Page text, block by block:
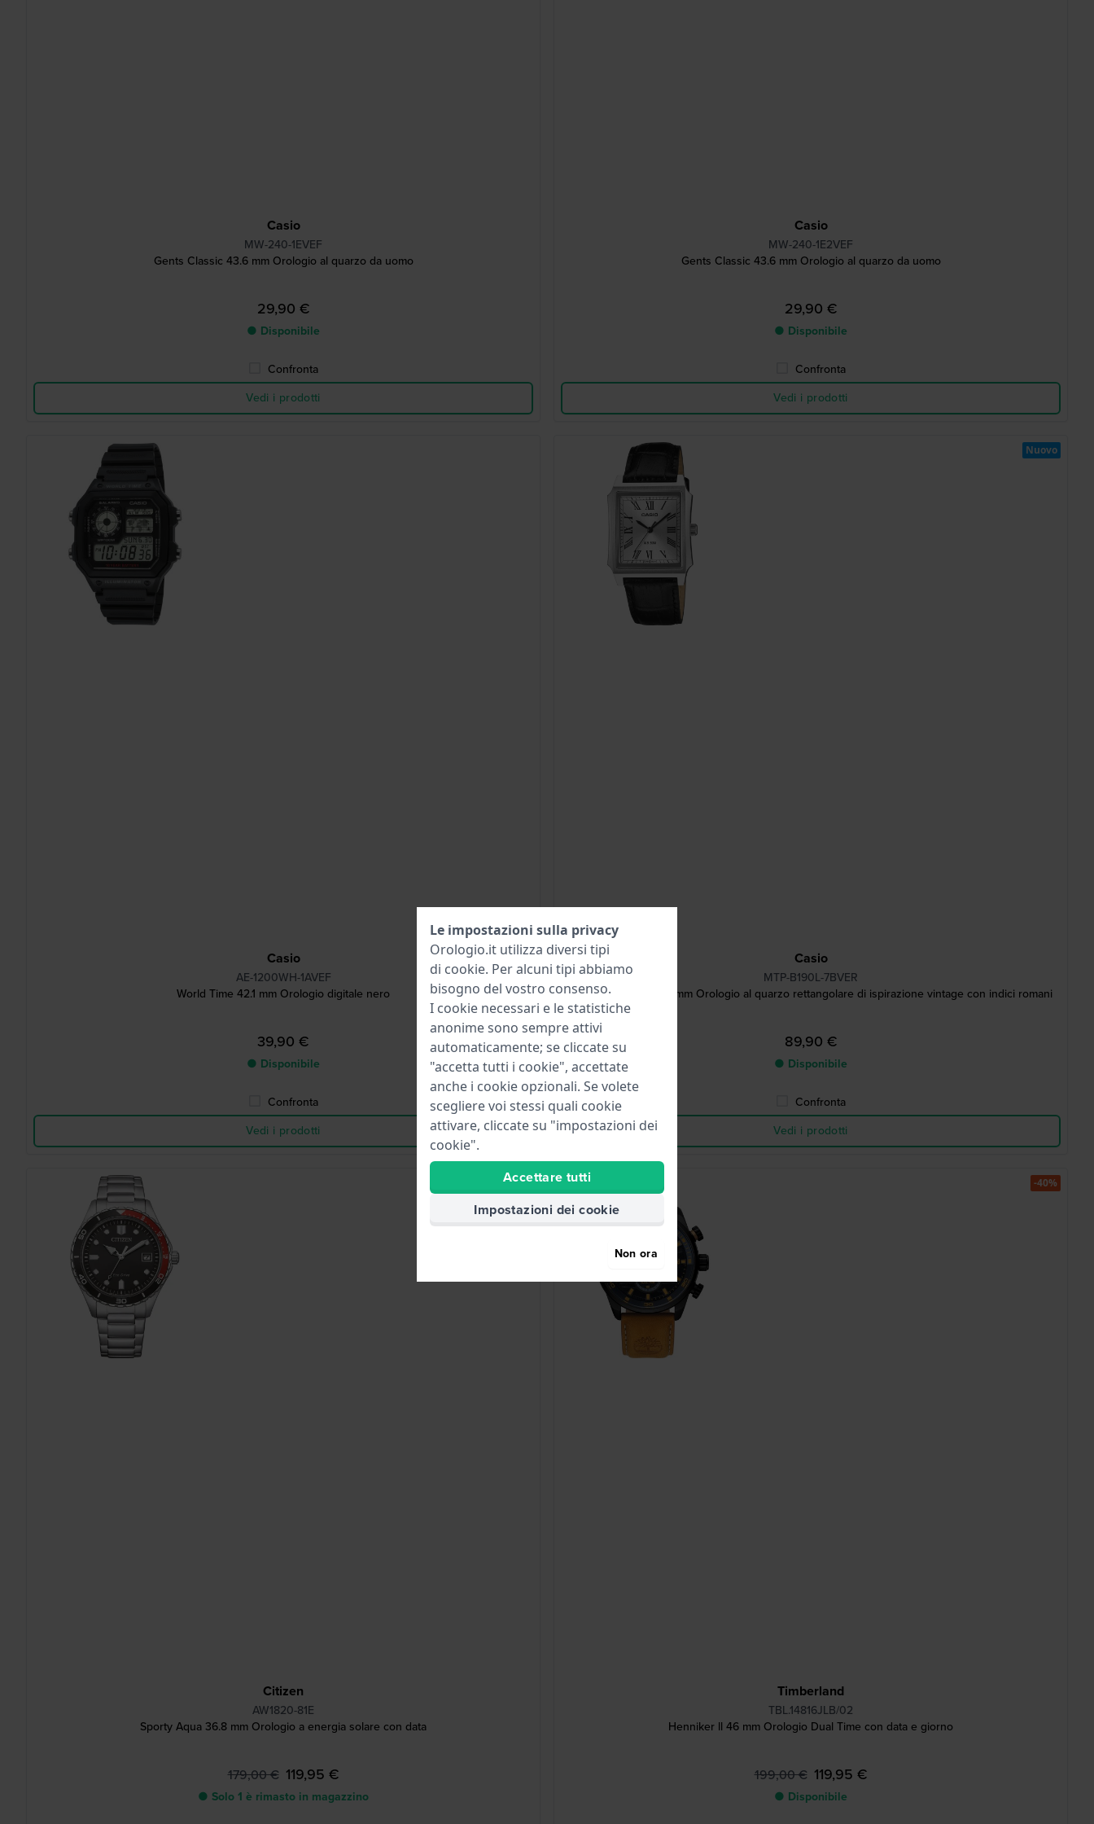
Casio
MW-240-1EVEF
Gents Classic 43.6 mm Orologio al quarzo da uomo
29,90 €
● Disponibile
Confronta
Vedi i prodotti
Casio
MW-240-1E2VEF
Gents Classic 43.6 mm Orologio al quarzo da uomo
29,90 €
● Disponibile
Confronta
Vedi i prodotti
Casio
AE-1200WH-1AVEF
World Time 42.1 mm Orologio digitale nero
39,90 €
● Disponibile
Confronta
Vedi i prodotti
Casio
MTP-B190L-7BVER
MTP-B190 Series 32 mm Orologio al quarzo rettangolare di ispirazione vintage con indici romani
89,90 €
● Disponibile
Confronta
Vedi i prodotti
Nuovo
Citizen
AW1820-81E
Sporty Aqua 36.8 mm Orologio a energia solare con data
179,00 € 119,95 €
● Solo 1 è rimasto in magazzino
-30%
Timberland
TBL.14816JLB/02
Henniker ll 46 mm Orologio Dual Time con data e giorno
199,00 € 119,95 €
● Disponibile
-40%
Le impostazioni sulla privacy
Orologio.it utilizza diversi tipi
di cookie. Per alcuni tipi abbiamo
bisogno del vostro consenso.
I cookie necessari e le statistiche
anonime sono sempre attivi
automaticamente; se cliccate su
"accetta tutti i cookie", accettate
anche i cookie opzionali. Se volete
scegliere voi stessi quali cookie
attivare, cliccate su "impostazioni dei
cookie".
Accettare tutti
Impostazioni dei cookie
Non ora